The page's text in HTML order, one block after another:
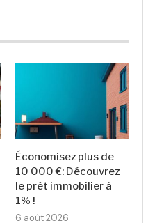
Économisez plus de
10 000 €: Découvrez
le prêt immobilier à
1% !
6 août 2026